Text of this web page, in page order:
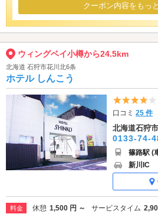
クーポン内容をもっ
ウィングベイ小樽から24.5km
北海道 石狩市花川北6条
ホテル しんこう
口コミ25 件
北海道石狩
0133-74-
篠路駅 (
新川IC
料金 休憩 1,500 円 ～ サービスタイム